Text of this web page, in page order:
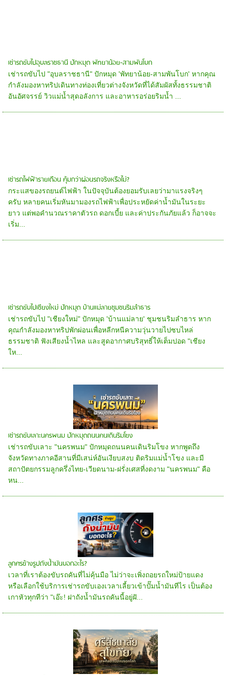
เช่ารถขับไปอุบลราชธานี ปักหมุด พัทยาน้อย-สามพันโบก
เช่ารถขับไป "อุบลราชธานี" ปักหมุด 'พัทยาน้อย-สามพันโบก' หากคุณ
กำลังมองหาทริปเดินทางท่องเที่ยวต่างจังหวัดที่ได้สัมผัสทั้งธรรมชาติ
อันอัศจรรย์ วิวแม่น้ำสุดอลังการ และอาหารอร่อยริมน้ำ ...
เช่ารถไฟฟ้ารายเดือน คุ้มกว่าผ่อนรถจริงหรือไม่?
กระแสของรถยนต์ไฟฟ้า ในปัจจุบันต้องยอมรับเลยว่ามาแรงจริงๆ
ครับ หลายคนเริ่มหันมามองรถไฟฟ้าเพื่อประหยัดค่าน้ำมันในระยะ
ยาว แต่พอคำนวณราคาตัวรถ ดอกเบี้ย และค่าประกันภัยแล้ว ก็อาจจะ
เริ่ม...
เช่ารถขับไปเชียงใหม่ ปักหมุด บ้านแม่ลายชุมชนริมลำธาร
เช่ารถขับไป "เชียงใหม่" ปักหมุด 'บ้านแม่ลาย' ชุมชนริมลำธาร หาก
คุณกำลังมองหาทริปพักผ่อนเพื่อหลีกหนีความวุ่นวายไปซบไหล่
ธรรมชาติ ฟังเสียงน้ำไหล และสูดอากาศบริสุทธิ์ให้เต็มปอด "เชียง
ให...
เช่ารถขับเลาะนครพนม ปักหมุดถนนคนเดินริมโขง
เช่ารถขับเลาะ "นครพนม" ปักหมุดถนนคนเดินริมโขง หากพูดถึง
จังหวัดทางภาคอีสานที่มีเสน่ห์อันเงียบสงบ ติดริมแม่น้ำโขง และมี
สถาปัตยกรรมลูกครึ่งไทย-เวียดนาม-ฝรั่งเศสที่งดงาม "นครพนม" คือ
หน...
ลูกศรข้างรูปถังน้ำมันบอกอะไร?
เวลาที่เราต้องขับรถคันที่ไม่คุ้นมือ ไม่ว่าจะเพิ่งถอยรถใหม่ป้ายแดง
หรือเลือกใช้บริการเช่ารถขับเองเวลาเลี้ยวเข้าปั๊มน้ำมันทีไร เป็นต้อง
เกาหัวทุกทีว่า "เอ๊ะ! ฝาถังน้ำมันรถคันนี้อยู่ฝั...